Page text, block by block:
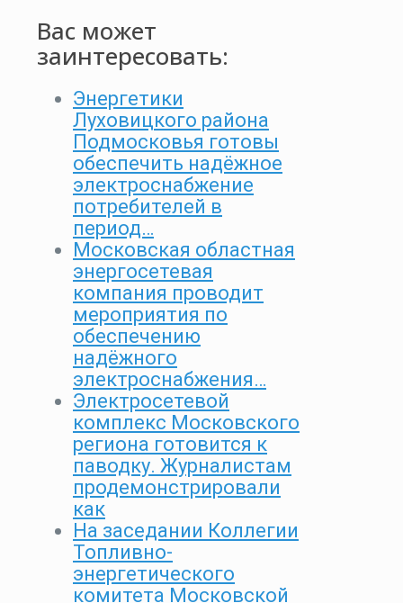
Вас может
заинтересовать:
Энергетики
Луховицкого района
Подмосковья готовы
обеспечить надёжное
электроснабжение
потребителей в
период…
Московская областная
энергосетевая
компания проводит
мероприятия по
обеспечению
надёжного
электроснабжения…
Электросетевой
комплекс Московского
региона готовится к
паводку. Журналистам
продемонстрировали
как
На заседании Коллегии
Топливно-
энергетического
комитета Московской